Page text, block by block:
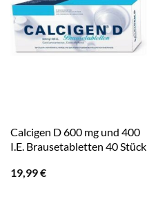
Calcigen D 600 mg und 400
I.E. Brausetabletten 40 Stück
19,99€